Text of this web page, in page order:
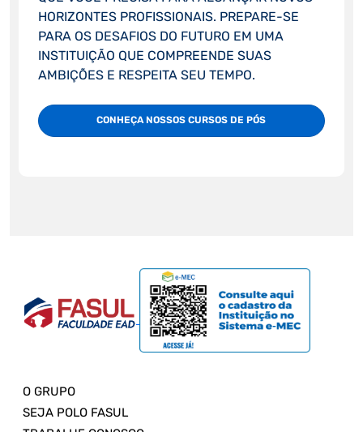
HORIZONTES PROFISSIONAIS. PREPARE-SE
PARA OS DESAFIOS DO FUTURO EM UMA
INSTITUIÇÃO QUE COMPREENDE SUAS
AMBIÇÕES E RESPEITA SEU TEMPO.
CONHEÇA NOSSOS CURSOS DE PÓS
O GRUPO
SEJA POLO FASUL